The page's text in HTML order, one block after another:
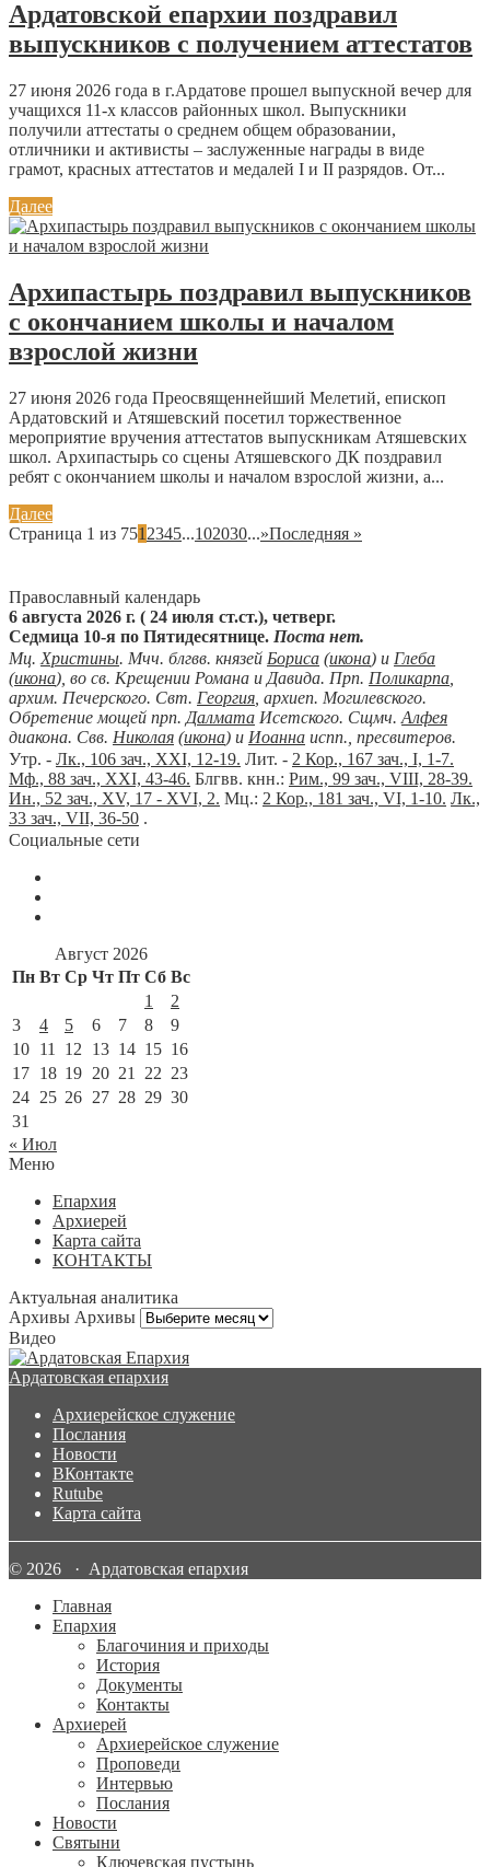
Ардатовской епархии поздравил
выпускников с получением аттестатов
27 июня 2026 года в г.Ардатове прошел выпускной вечер для
учащихся 11-х классов районных школ. Выпускники
получили аттестаты о среднем общем образовании,
отличники и активисты – заслуженные награды в виде
грамот, красных аттестатов и медалей I и II разрядов. От...
Далее
Архипастырь поздравил выпускников
с окончанием школы и началом
взрослой жизни
27 июня 2026 года Преосвященнейший Мелетий, епископ
Ардатовский и Атяшевский посетил торжественное
мероприятие вручения аттестатов выпускникам Атяшевских
школ. Архипастырь со сцены Атяшевского ДК поздравил
ребят с окончанием школы и началом взрослой жизни, а...
Далее
Страница 1 из 751 2345...102030...»Последняя »
Православный календарь
6 августа 2026 г. ( 24 июля ст.ст.), четверг.
Седмица 10-я по Пятидесятнице. Поста нет.
Мц. Христины. Мчч. блгвв. князей Бориса (икона) и Глеба
(икона), во св. Крещении Романа и Давида. Прп. Поликарпа
архим. Печерского. Свт. Георгия , архиеп. Могилевского.
Обретение мощей прп. Далмата Исетского. Сщмч. Алфея
диакона. Свв. Николая (икона) и Иоанна испп., пресвитеров.
Утр. - Лк., 106 зач., XXI, 12-19. Лит. - 2 Кор., 167 зач., I, 1-7.
Мф., 88 зач., XXI, 43-46. Блгвв. кнн.: Рим., 99 зач., VIII, 28-39.
Ин., 52 зач., XV, 17 - XVI, 2. Мц.: 2 Кор., 181 зач., VI, 1-10. Лк.,
33 зач., VII, 36-50 .
Социальные сети
Август 2026
Пн Вт Ср Чт Пт Сб Вс
1
2
3
4 5 6 7 8
9
10 11 12 13 14 15 16
17 18 19 20 21 22 23
24 25 26 27 28 29 30
31
« Июл
Меню
Епархия
Архиерей
Карта сайта
КОНТАКТЫ
Актуальная аналитика
Архивы Архивы
Видео
Ардатовская епархия
Архиерейское служение
Послания
Новости
ВКонтакте
Rutube
Карта сайта
© 2026 · Ардатовская епархия
Главная
Епархия
Благочиния и приходы
История
Документы
Контакты
Архиерей
Архиерейское служение
Проповеди
Интервью
Послания
Новости
Святыни
Ключевская пустынь